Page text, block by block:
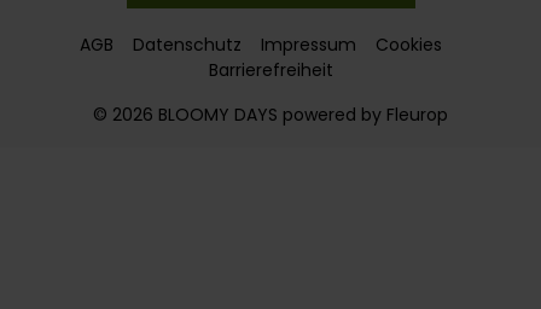
© 2026 BLOOMY DAYS powered by Fleurop
AGB Datenschutz Impressum
Cookies
Barrierefreiheit